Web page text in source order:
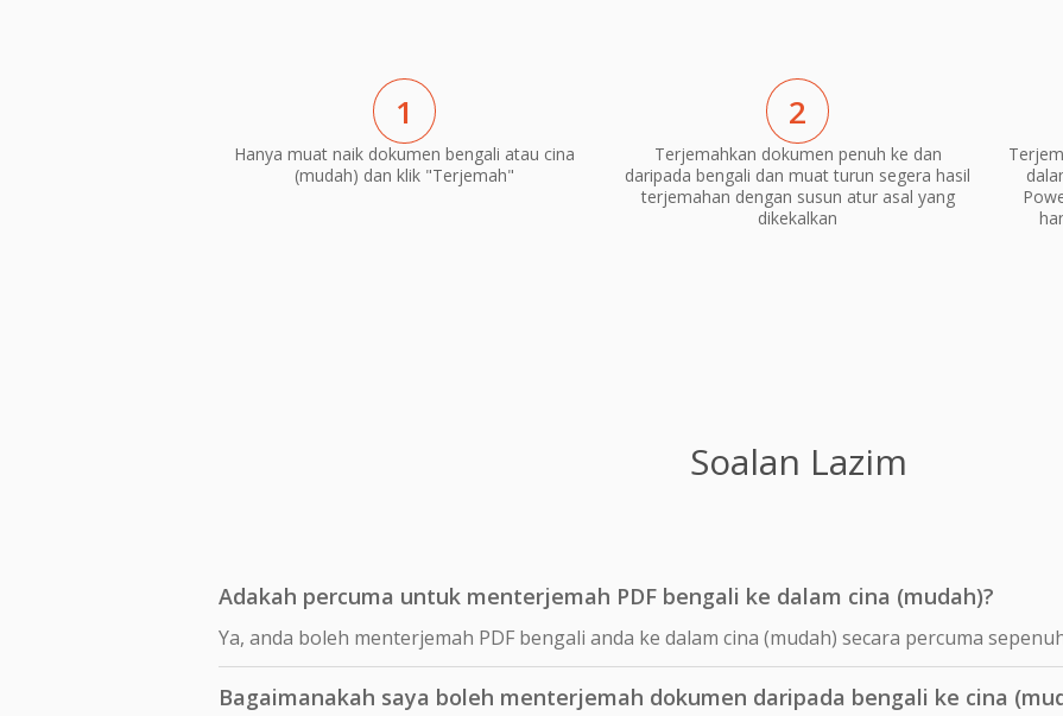
1
Hanya muat naik dokumen bengali atau cina
(mudah) dan klik "Terjemah"
2
Terjemahkan dokumen penuh ke dan
daripada bengali dan muat turun segera hasil
terjemahan dengan susun atur asal yang
dikekalkan
Soalan Lazim
Adakah percuma untuk menterjemah PDF bengali ke dalam cina (mudah)?
Ya, anda boleh menterjemah PDF bengali anda ke dalam cina (mudah) secara percuma
Bagaimanakah saya boleh menterjemah dokumen daripada bengali ke cina